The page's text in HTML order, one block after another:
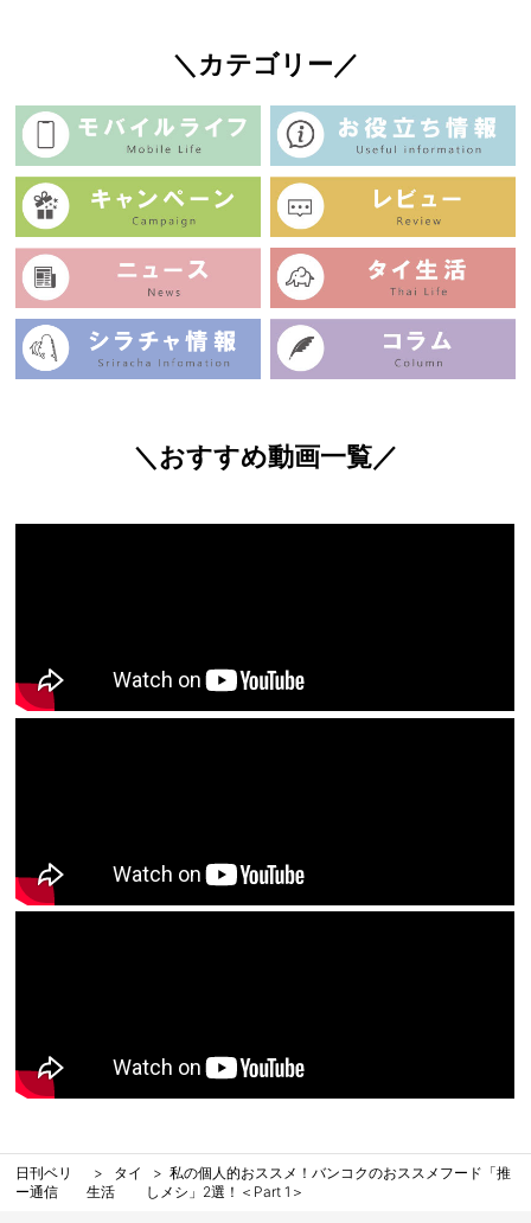
＼カテゴリー／
＼おすすめ動画一覧／
日刊ベリ
ー通信
タイ
生活
私の個人的おススメ！バンコクのおススメフード「推
しメシ」2選！＜Part 1＞